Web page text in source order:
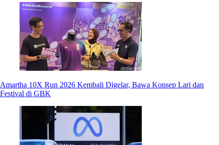
Amartha 10X Run 2026 Kembali Digelar, Bawa Konsep Lari dan
Festival di GBK